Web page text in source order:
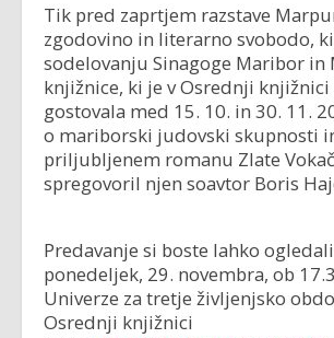
Tik pred zaprtjem razstave
zgodovino in literarno svobodo,
sodelovanju Sinagoge Maribor in
knjižnice, ki je v Osrednji knjižnici
gostovala med 15. 10. in 30. 11.
o mariborski judovski skupnosti
priljubljenem romanu Zlate
spregovoril njen soavtor Boris
Predavanje si boste lahko
ponedeljek, 29. novembra, ob
Univerze za tretje življenjsko
Osrednji knjižnici